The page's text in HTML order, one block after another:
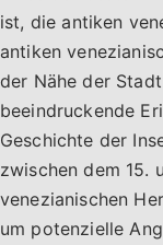
ist, die antiken
antiken
der Nähe der
beeindruckende
Geschichte der
zwischen dem 15.
venezianischen
um potenzielle